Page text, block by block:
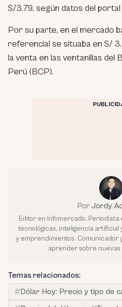
S/3.79, según datos del portal
Por su parte, en el mercado
referencial se situaba en S/
la venta en las ventanillas del
Perú (BCP).
Por Jordy
Editor en Infomercado.
tecnológicas, inteligencia
y emprendimientos.
aprender sobre nuevas
Temas relacionados:
Dólar Hoy: Precio y tipo de